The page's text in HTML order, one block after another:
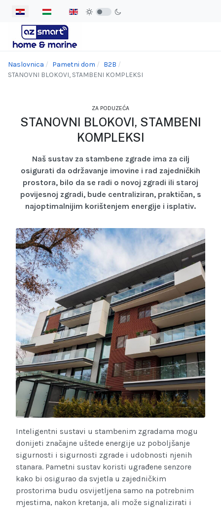
Odaberite svoj jezik
Naslovnica Pametni dom
B2B
STANOVNI BLOKOVI, STAMBENI KOMPLEKSI
ZA PODUZEĆA
STANOVNI BLOKOVI, STAMBENI
KOMPLEKSI
Naš sustav za stambene zgrade ima za cilj
osigurati da održavanje imovine i rad zajedničkih
prostora, bilo da se radi o novoj zgradi ili staroj
povijesnoj zgradi, bude centraliziran, praktičan, s
najoptimalnijim korištenjem energije i isplativ.
Inteligentni sustavi u stambenim zgradama mogu
donijeti značajne uštede energije uz poboljšanje
sigurnosti i sigurnosti zgrade i udobnosti njenih
stanara. Pametni sustav koristi ugrađene senzore
kako bi osigurao da svjetla u zajedničkim
prostorima budu osvijetljena samo na potrebnim
mjestima, nakon kretanja, ali može signalizirati i